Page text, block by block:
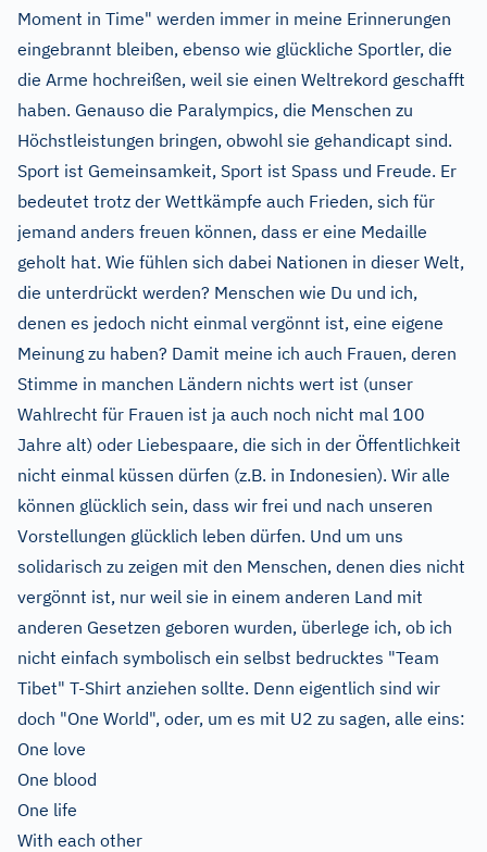
Moment in Time" werden immer in meine Erinnerungen
eingebrannt bleiben, ebenso wie glückliche Sportler, die
die Arme hochreißen, weil sie einen Weltrekord geschafft
haben. Genauso die Paralympics, die Menschen zu
Höchstleistungen bringen, obwohl sie gehandicapt sind.
Sport ist Gemeinsamkeit, Sport ist Spass und Freude. Er
bedeutet trotz der Wettkämpfe auch Frieden, sich für
jemand anders freuen können, dass er eine Medaille
geholt hat. Wie fühlen sich dabei Nationen in dieser Welt,
die unterdrückt werden? Menschen wie Du und ich,
denen es jedoch nicht einmal vergönnt ist, eine eigene
Meinung zu haben? Damit meine ich auch Frauen, deren
Stimme in manchen Ländern nichts wert ist (unser
Wahlrecht für Frauen ist ja auch noch nicht mal 100
Jahre alt) oder Liebespaare, die sich in der Öffentlichkeit
nicht einmal küssen dürfen (z.B. in Indonesien). Wir alle
können glücklich sein, dass wir frei und nach unseren
Vorstellungen glücklich leben dürfen. Und um uns
solidarisch zu zeigen mit den Menschen, denen dies nicht
vergönnt ist, nur weil sie in einem anderen Land mit
anderen Gesetzen geboren wurden, überlege ich, ob ich
nicht einfach symbolisch ein selbst bedrucktes "Team
Tibet" T-Shirt anziehen sollte. Denn eigentlich sind wir
doch "One World", oder, um es mit U2 zu sagen, alle eins:
One love
One blood
One life
With each other